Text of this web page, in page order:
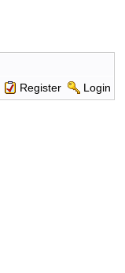
Register Login